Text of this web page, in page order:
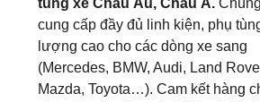
tùng xe Châu Âu, Châu Á.
cung cấp đầy đủ linh kiện, phụ
lượng cao cho các dòng xe sang
(Mercedes, BMW, Audi, Land
Mazda, Toyota…). Cam kết hàng